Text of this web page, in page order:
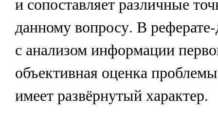
данному вопросу. В
с анализом информации
объективная оценка
имеет развёрнутый характер.